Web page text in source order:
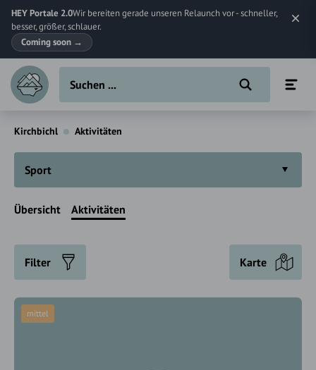
HEY Portale 2.0Wir bereiten gerade unseren Relaunch vor - schneller,
besser, größer, schlauer.
Coming soon →
Kirchbichl Aktivitäten
Sport
Übersicht Aktivitäten
Filter Karte
mittel